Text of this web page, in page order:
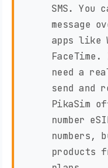
SMS.
message
apps like
need a
send and
PikaSim
number
numbers,
products